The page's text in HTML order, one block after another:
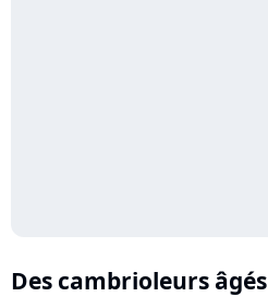
Des cambrioleurs